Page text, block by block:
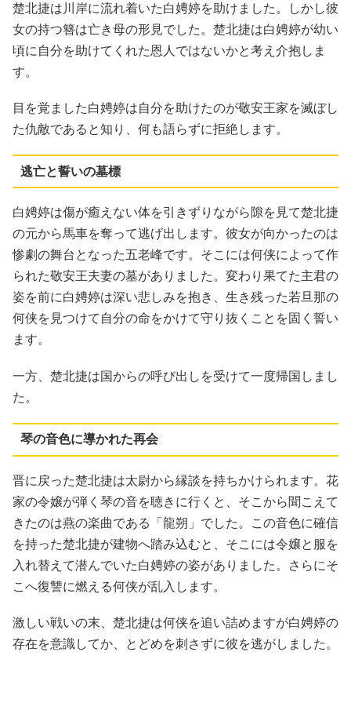
楚北捷は川岸に流れ着いた白娉婷を助けました。しかし彼
女の持つ簪は亡き母の形見でした。楚北捷は白娉婷が幼い
頃に自分を助けてくれた恩人ではないかと考え介抱しま
す。
目を覚ました白娉婷は自分を助けたのが敬安王家を滅ぼし
た仇敵であると知り、何も語らずに拒絶します。
逃亡と誓いの墓標
白娉婷は傷が癒えない体を引きずりながら隙を見て楚北捷
の元から馬車を奪って逃げ出します。彼女が向かったのは
惨劇の舞台となった五老峰です。そこには何侠によって作
られた敬安王夫妻の墓がありました。変わり果てた主君の
姿を前に白娉婷は深い悲しみを抱き、生き残った若旦那の
何侠を見つけて自分の命をかけて守り抜くことを固く誓い
ます。
一方、楚北捷は国からの呼び出しを受けて一度帰国しまし
た。
琴の音色に導かれた再会
晋に戻った楚北捷は太尉から縁談を持ちかけられます。花
家の令嬢が弾く琴の音を聴きに行くと、そこから聞こえて
きたのは燕の楽曲である「龍朔」でした。この音色に確信
を持った楚北捷が建物へ踏み込むと、そこには令嬢と服を
入れ替えて潜んでいた白娉婷の姿がありました。さらにそ
こへ復讐に燃える何侠が乱入します。
激しい戦いの末、楚北捷は何侠を追い詰めますが白娉婷の
存在を意識してか、とどめを刺さずに彼を逃がしました。